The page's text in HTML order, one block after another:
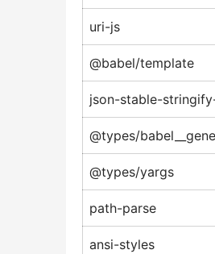
uri-js
@babel/template
json-stable-
@types/
@types/yargs
path-parse
ansi-styles